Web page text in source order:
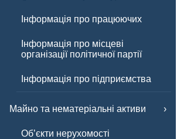
Інформація про працюючих
Інформація про місцеві
організації політичної партії
Інформація про підприємства
Майно та нематеріальні активи
Обʼєкти нерухомості